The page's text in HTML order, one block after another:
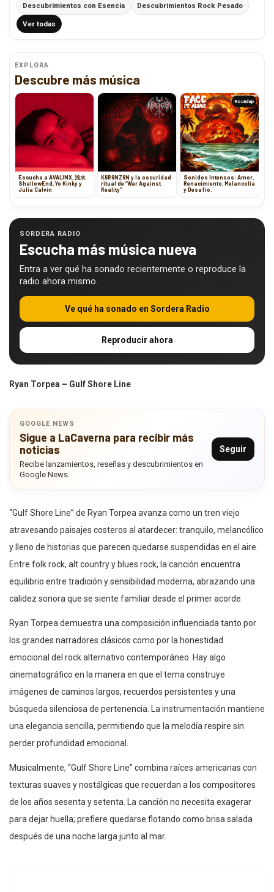
Descubrimientos con Esencia Descubrimientos Rock Pesado
Ver todas
EXPLORA
Descubre más música
Escucha a AVALINX, 浅水
ShallowEnd, Yo Kinky y
Julia Calvin
K6R6NZ6N y la oscuridad
ritual de “War Against
Reality”
Roundup
Sonidos Intensos: Amor,
Renacimiento, Melancolía
y Desafío.
SORDERA RADIO
Escucha más música nueva
Entra a ver qué ha sonado recientemente o reproduce la
radio ahora mismo.
Ve qué ha sonado en Sordera Radio
Reproducir ahora
Ryan Torpea – Gulf Shore Line
GOOGLE NEWS
Sigue a LaCaverna para recibir más
noticias
Recibe lanzamientos, reseñas y descubrimientos en
Google News.
Seguir
“Gulf Shore Line” de Ryan Torpea avanza como un tren viejo
atravesando paisajes costeros al atardecer: tranquilo, melancólico
y lleno de historias que parecen quedarse suspendidas en el aire.
Entre folk rock, alt country y blues rock, la canción encuentra
equilibrio entre tradición y sensibilidad moderna, abrazando una
calidez sonora que se siente familiar desde el primer acorde.
Ryan Torpea demuestra una composición influenciada tanto por
los grandes narradores clásicos como por la honestidad
emocional del rock alternativo contemporáneo. Hay algo
cinematográfico en la manera en que el tema construye
imágenes de caminos largos, recuerdos persistentes y una
búsqueda silenciosa de pertenencia. La instrumentación mantiene
una elegancia sencilla, permitiendo que la melodía respire sin
perder profundidad emocional.
Musicalmente, “Gulf Shore Line” combina raíces americanas con
texturas suaves y nostálgicas que recuerdan a los compositores
de los años sesenta y setenta. La canción no necesita exagerar
para dejar huella; prefiere quedarse flotando como brisa salada
después de una noche larga junto al mar.